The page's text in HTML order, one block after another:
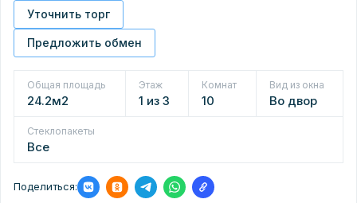
Уточнить торг
Предложить обмен
Общая площадь
24.2м2
Этаж
1 из 3
Комнат
10
Вид из окна
Во двор
Стеклопакеты
Все
Поделиться: